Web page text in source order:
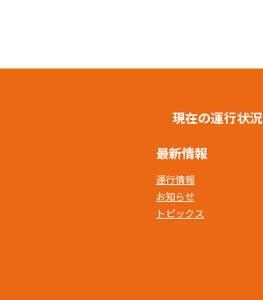
現在の運行状況
最新情報
運行情報
お知らせ
トピックス